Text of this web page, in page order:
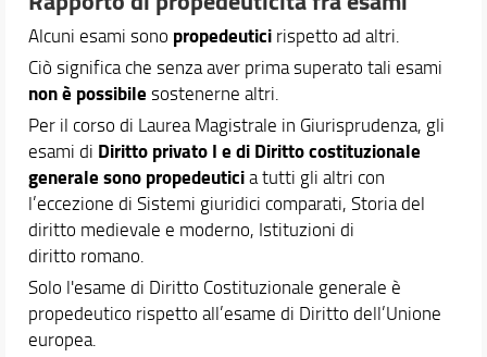
Esami integrativi erogati a.a. 2025/26
Conoscenza di altre lingue
Conoscenze informatiche
Le attività a scelta libera
Il piano di studio
Passaggi da altro corso di studio
Orientamento
Tirocini
Anticipazione della pratica forense
Anticipazione della pratica Consulente del Lavoro
Anticipazione della pratica per l’accesso alla
Mobilità internazionale
Tutorato didattico
Alcuni esami sono propedeuticirispetto ad altri.
Ciò significa che senza aver prima superato tali esami
non è possibile sostenerne altri.
Per il corso di Laurea Magistrale in Giurisprudenza, gli
esami di Diritto privato I e di Diritto costituzionale
generale sono propedeuticia tutti gli altri con
l’eccezione di Sistemi giuridici comparati, Storia del
diritto medievale e moderno, Istituzioni di
diritto romano.
Solo l'esame di Diritto Costituzionale generale è
propedeutico rispetto all’esame di Diritto dell’Unione
europea.